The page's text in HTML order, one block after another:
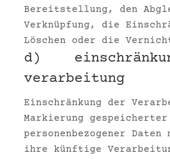
Bereitstellung, den
Verknüpfung, die
Löschen oder die
d)
verarbeitung
Einschränkung der
Markierung gespeicherter
personenbezogener
ihre künftige